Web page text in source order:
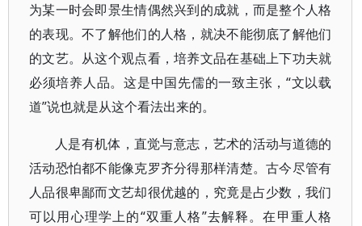
为某一时会即景生情偶然兴到的成就，而是整个人格
的表现。不了解他们的人格，就决不能彻底了解他们
的文艺。从这个观点看，培养文品在基础上下功夫就
必须培养人品。这是中国先儒的一致主张，“文以载
道”说也就是从这个看法出来的。
人是有机体，直觉与意志，艺术的活动与道德的
活动恐怕都不能像克罗齐分得那样清楚。古今尽管有
人品很卑鄙而文艺却很优越的，究竟是占少数，我们
可以用心理学上的“双重人格”去解释。在甲重人格